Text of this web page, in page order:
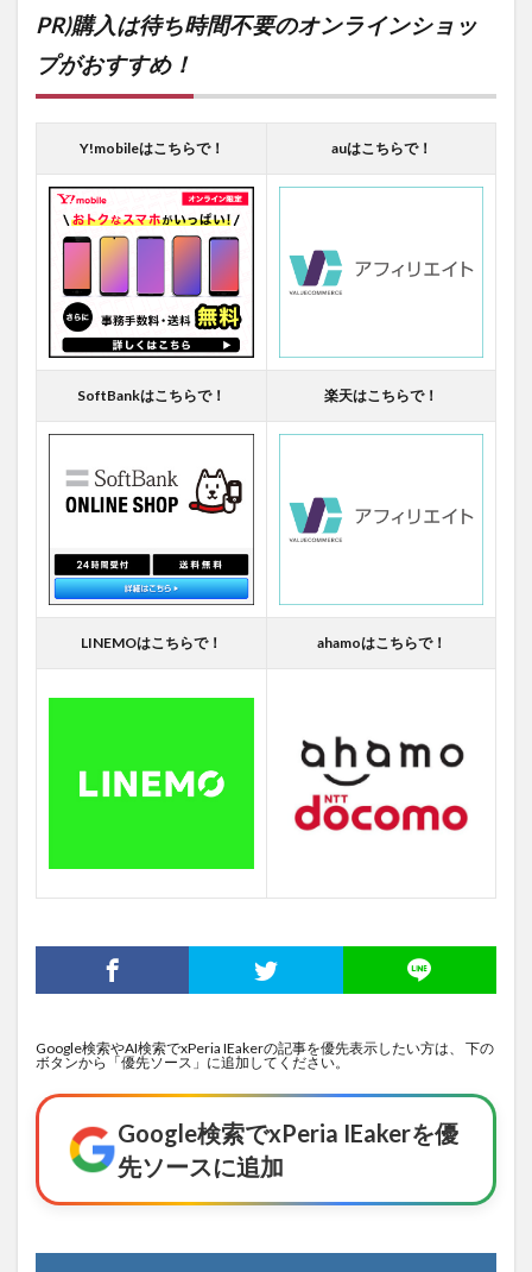
PR)購入は待ち時間不要のオンラインショッ
プがおすすめ！
Y!mobileはこちらで！ auはこちらで！
SoftBankはこちらで！ 楽天はこちらで！
LINEMOはこちらで！ ahamoはこちらで！
Google検索やAI検索でxPeria IEakerの記事を優先表示したい方は、 下の
ボタンから「優先ソース」に追加してください。
Google検索でxPeria IEakerを優
先ソースに追加